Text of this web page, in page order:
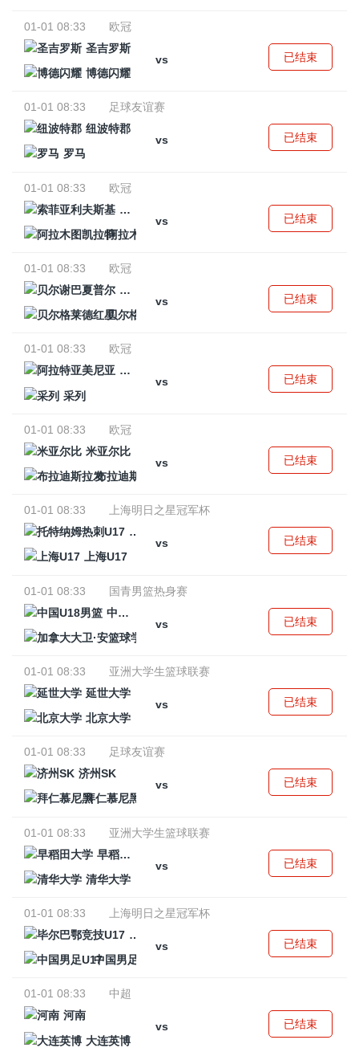
01-01 08:33
欧冠
圣吉罗斯
vs
博德闪耀
已结束
01-01 08:33
足球友谊赛
纽波特郡
vs
罗马
已结束
01-01 08:33
欧冠
索菲亚利夫斯基
vs
阿拉木图凯拉特
已结束
01-01 08:33
欧冠
贝尔谢巴夏普尔
vs
贝尔格莱德红星
已结束
01-01 08:33
欧冠
阿拉特亚美尼亚
vs
采列
已结束
01-01 08:33
欧冠
米亚尔比
vs
布拉迪斯拉发
已结束
01-01 08:33
上海明日之星冠军杯
托特纳姆热刺U17
vs
上海U17
已结束
01-01 08:33
国青男篮热身赛
中国U18男篮
vs
已结束
01-01 08:33
亚洲大学生篮球联赛
延世大学
vs
北京大学
已结束
01-01 08:33
足球友谊赛
济州SK
vs
拜仁慕尼黑
已结束
01-01 08:33
亚洲大学生篮球联赛
早稻田大学
vs
清华大学
已结束
01-01 08:33
上海明日之星冠军杯
毕尔巴鄂竞技U17
vs
中国男足U17
已结束
01-01 08:33
中超
河南
vs
大连英博
已结束